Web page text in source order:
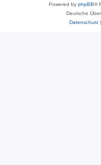
Powered by phpBB®
Deutsche
Datenschutz|